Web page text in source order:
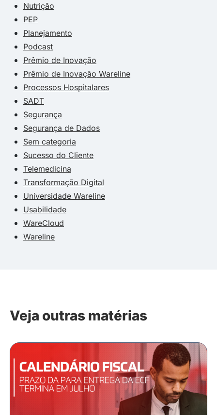
Nutrição
PEP
Planejamento
Podcast
Prêmio de Inovação
Prêmio de Inovação Wareline
Processos Hospitalares
SADT
Segurança
Segurança de Dados
Sem categoria
Sucesso do Cliente
Telemedicina
Transformação Digital
Universidade Wareline
Usabilidade
WareCloud
Wareline
Veja outras matérias